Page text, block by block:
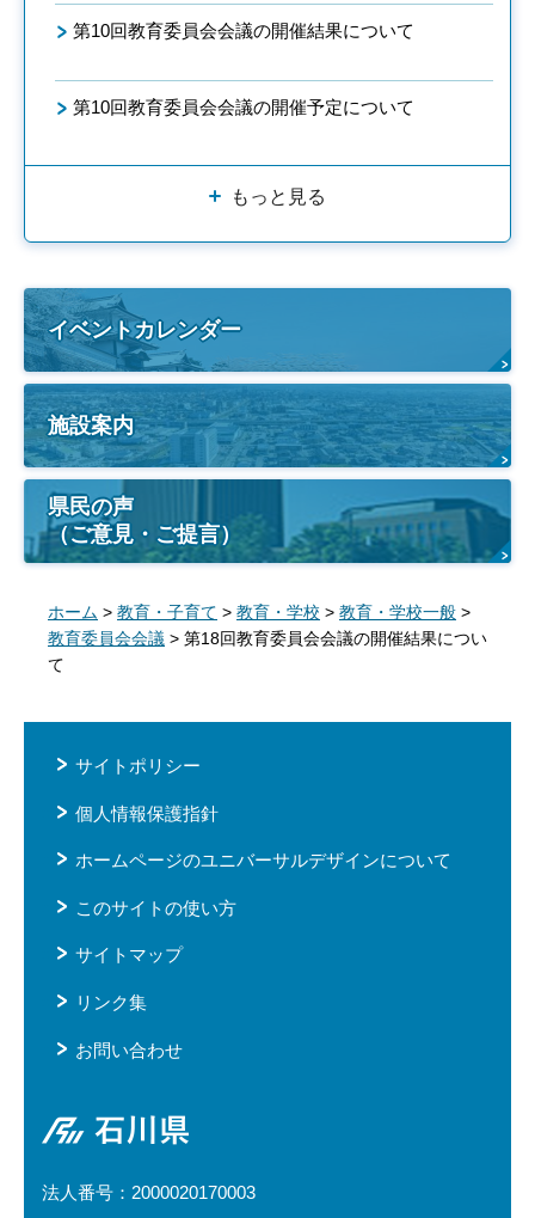
第10回教育委員会会議の開催結果について
第10回教育委員会会議の開催予定について
もっと見る
イベントカレンダー
施設案内
県民の声
（ご意見・ご提言）
ホーム > 教育・子育て > 教育・学校 > 教育・学校一般 >
教育委員会会議 > 第18回教育委員会会議の開催結果につい
て
サイトポリシー
個人情報保護指針
ホームページのユニバーサルデザインについて
このサイトの使い方
サイトマップ
リンク集
お問い合わせ
石川県
法人番号：2000020170003